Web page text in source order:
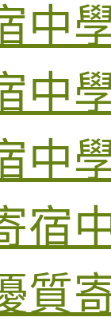
中
中
中
宿
質